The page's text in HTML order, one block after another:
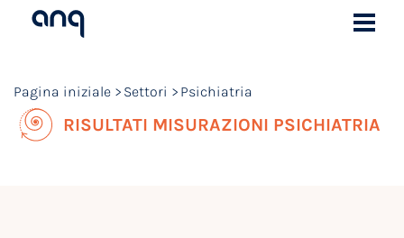
Pagina iniziale Settori Psichiatria
RISULTATI MISURAZIONI PSICHIATRIA